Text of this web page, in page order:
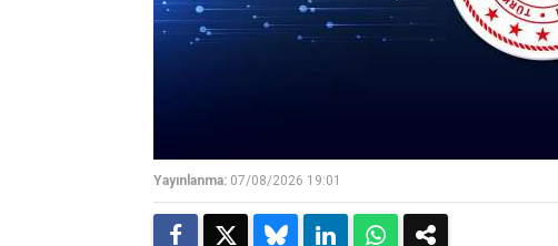
Yayınlanma: 07/08/2026 19:01